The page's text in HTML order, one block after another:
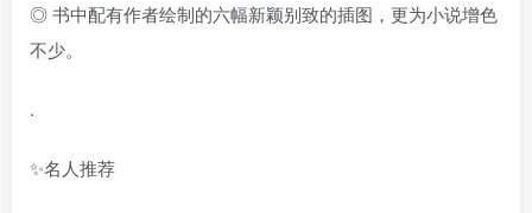
◎ 书中配有作者绘制的六幅新颖别致的插图，更为小说增色
不少。
.
✨名人推荐